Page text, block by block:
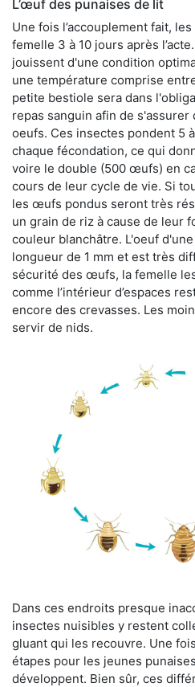
L’œuf des punaises de lit
Une fois l’accouplement fait,
femelle 3 à 10 jours après
jouissent d'une condition
une température comprise
petite bestiole sera dans
repas sanguin afin de s'assurer
oeufs. Ces insectes pondent 5
chaque fécondation, ce qui
voire le double (500 œufs) en
cours de leur cycle de vie. Si
les œufs pondus seront très
un grain de riz à cause de leur
couleur blanchâtre. L'oeuf
longueur de 1 mm et est très
sécurité des œufs, la femelle
comme l’intérieur d’espaces
encore des crevasses. Les
servir de nids.
Dans ces endroits presque
insectes nuisibles y restent
gluant qui les recouvre. Une
étapes pour les jeunes
développent. Bien sûr, ces